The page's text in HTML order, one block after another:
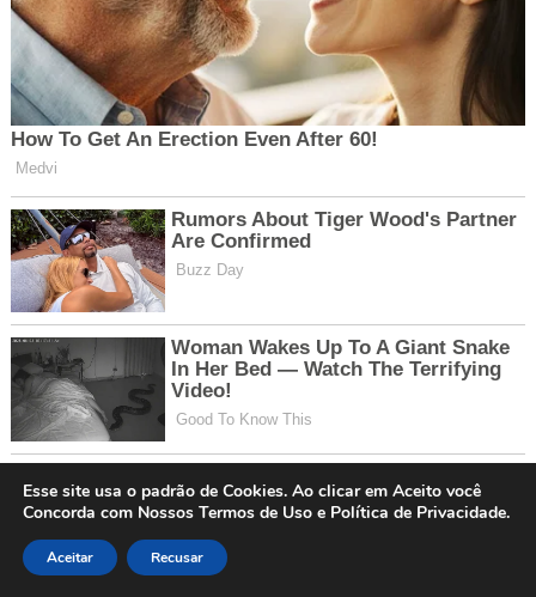
Esse site usa o padrão de Cookies. Ao clicar em Aceito você
Concorda com Nossos Termos de Uso e Política de Privacidade.
Aceitar Recusar